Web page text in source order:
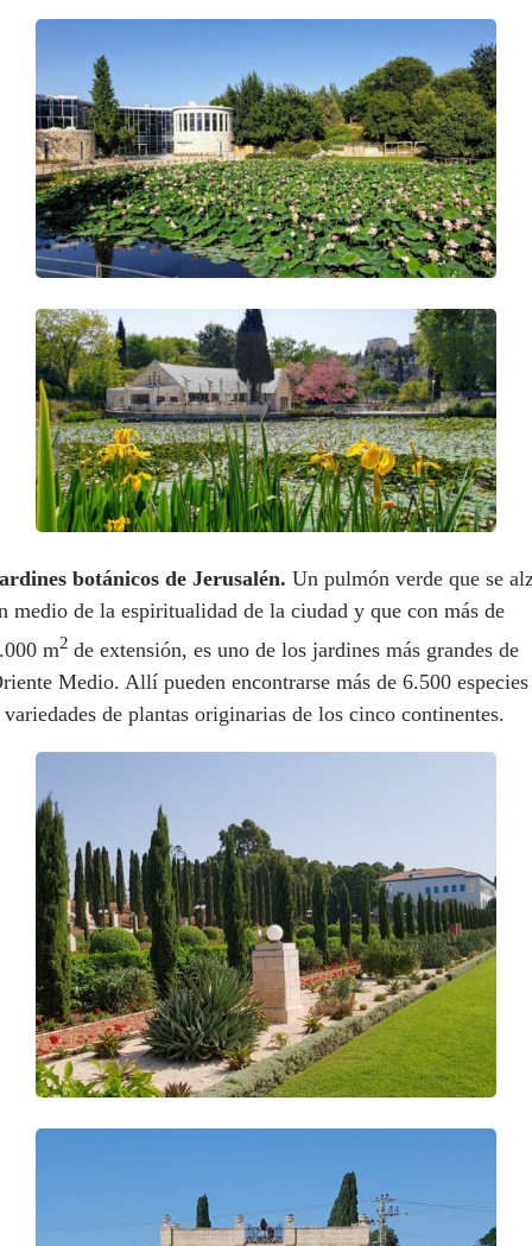
botánicos de Jerusalén. Un pulmón verde que se
medio de la espiritualidad de la ciudad y que con más de
m2 de extensión, es uno de los jardines más grandes de
Medio. Allí pueden encontrarse más de 6.500 especies
de plantas originarias de los cinco continentes.